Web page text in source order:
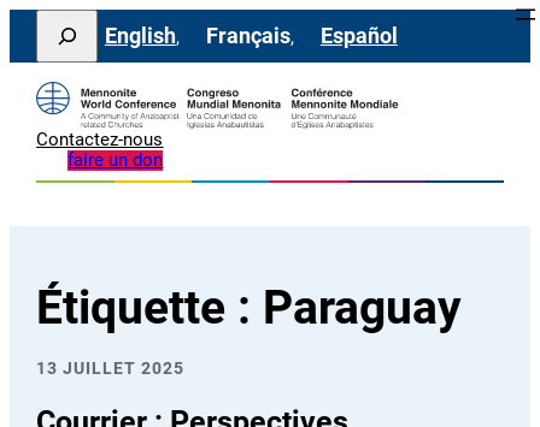
Aller
contenu
Search
English Français Español
Contactez-nous
faire un don
Étiquette : Paraguay
13 JUILLET 2025